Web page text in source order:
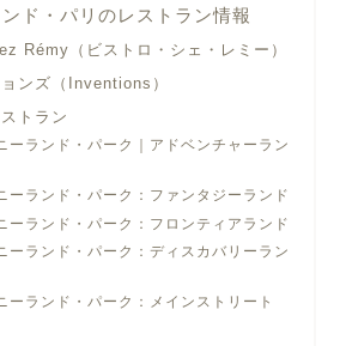
ド・パリのレストラン情報
Rémy（ビストロ・シェ・レミー）
ンズ（Inventions）
トラン
ーランド・パーク｜アドベンチャーラン
ーランド・パーク：ファンタジーランド
ーランド・パーク：フロンティアランド
ーランド・パーク：ディスカバリーラン
ーランド・パーク：メインストリート